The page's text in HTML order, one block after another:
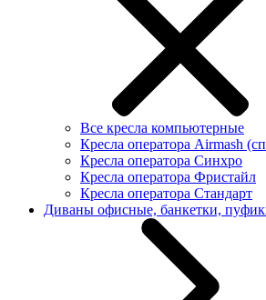
Все кресла компьютерные
Кресла оператора Airmash
Кресла оператора Синхро
Кресла оператора Фристайл
Кресла оператора Стандарт
Диваны офисные, банкетки,